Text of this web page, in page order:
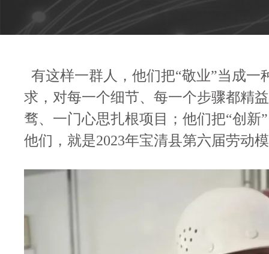
有这样一群人，他们把“敬业”当成
求，对每一个细节、每一个步骤都精
骛、一门心思扎根项目；他们把“创
他们，就是2023年宝清县第六届劳动